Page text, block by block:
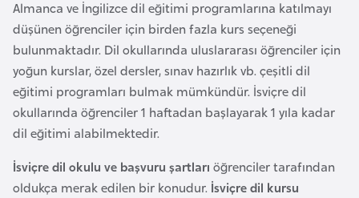
Almanca ve İngilizce dil eğitimi programlarına katılmayı
düşünen öğrenciler için birden fazla kurs seçeneği
bulunmaktadır. Dil okullarında uluslararası öğrenciler için
yoğun kurslar, özel dersler, sınav hazırlık vb. çeşitli dil
eğitimi programları bulmak mümkündür. İsviçre dil
okullarında öğrenciler 1 haftadan başlayarak 1 yıla kadar
dil eğitimi alabilmektedir.
İsviçre dil okulu ve başvuru şartları öğrenciler tarafından
oldukça merak edilen bir konudur. İsviçre dil kursu
F
a
s
o
Ç
d